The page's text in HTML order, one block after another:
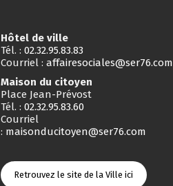
Hôtel de ville
Tél. : 02.32.95.83.83
Courriel : affairesociales@ser76.com
Maison du citoyen
Place Jean-Prévost
Tél. : 02.32.95.83.60
Courriel
: maisonducitoyen@ser76.com
Retrouvez le site de la Ville ici